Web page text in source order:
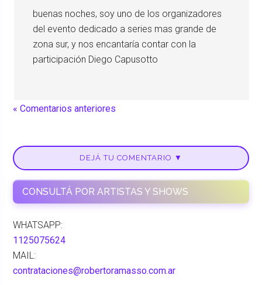
buenas noches, soy uno de los organizadores
del evento dedicado a series mas grande de
zona sur, y nos encantaría contar con la
participación Diego Capusotto
« Comentarios anteriores
DEJÁ TU COMENTARIO ▼
CONSULTÁ POR ARTISTAS Y SHOWS
WHATSAPP:
1125075624
MAIL:
contrataciones@robertoramasso.com.ar